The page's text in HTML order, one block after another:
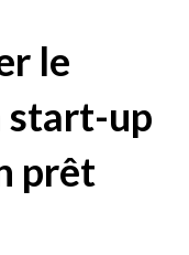
le
start-up
prêt